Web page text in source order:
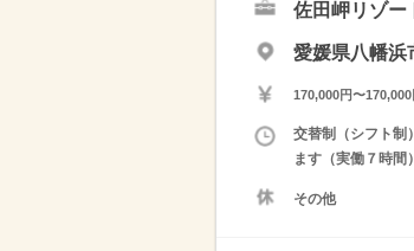
佐田岬リゾ
愛媛県八幡浜
170,000円〜
交替制（シフト制
ます（実働７時間）
その他